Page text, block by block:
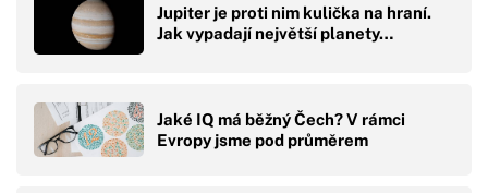
Jupiter je proti nim kulička na hraní.
Jak vypadají největší planety…
Jaké IQ má běžný Čech? V rámci
Evropy jsme pod průměrem